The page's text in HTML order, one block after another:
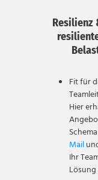
Resilienz
Fit für
Hier
Mail
Ihr